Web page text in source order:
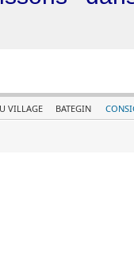
VILLAGE BATEGIN